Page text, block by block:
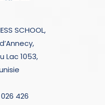
SCHOOL,
Lac 1053,
426